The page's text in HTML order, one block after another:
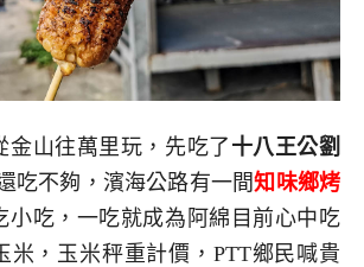
金山往萬里玩，先吃了 十八王公劉
吃不夠，濱海公路有一間知味鄉烤
小吃，一吃就成為阿綿目前心中吃
米，玉米秤重計價，PTT鄉民喊貴